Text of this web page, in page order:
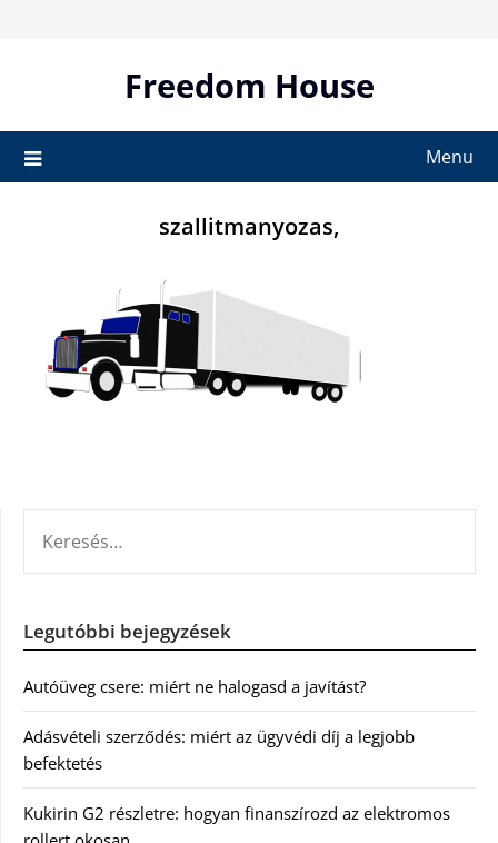
Freedom House
Menu
szallitmanyozas,
Legutóbbi bejegyzések
Autóüveg csere: miért ne halogasd a javítást?
Adásvételi szerződés: miért az ügyvédi díj a legjobb
befektetés
Kukirin G2 részletre: hogyan finanszírozd az elektromos